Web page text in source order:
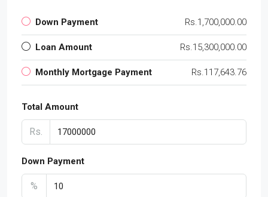
Down Payment Rs.1,700,000.00
Loan Amount Rs.15,300,000.00
Monthly Mortgage Payment Rs.117,643.76
Total Amount
Rs.
Down Payment
%